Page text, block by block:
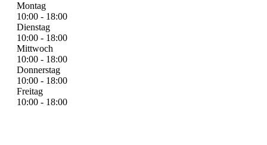
Montag
10:00 - 18:00
Dienstag
10:00 - 18:00
Mittwoch
10:00 - 18:00
Donnerstag
10:00 - 18:00
Freitag
10:00 - 18:00